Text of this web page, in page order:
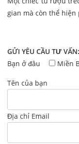
gian mà còn thể hiện
GỬI YÊU CẦU TƯ VẤN:
Bạn ở đâu
Miền
Tên của bạn
Địa chỉ Email